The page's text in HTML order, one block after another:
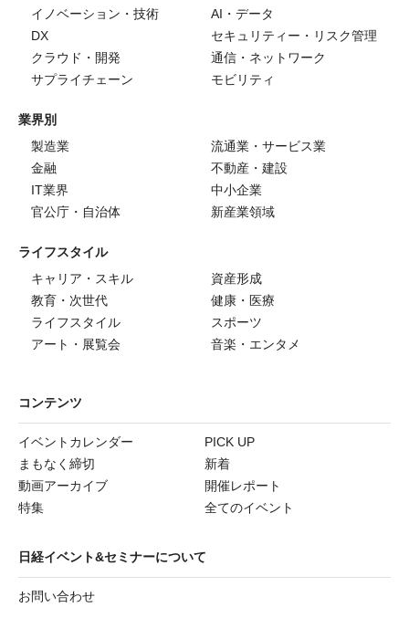
イノベーション・技術
AI・データ
DX
セキュリティー・リスク管理
クラウド・開発
通信・ネットワーク
サプライチェーン
モビリティ
業界別
製造業
流通業・サービス業
金融
不動産・建設
IT業界
中小企業
官公庁・自治体
新産業領域
ライフスタイル
キャリア・スキル
資産形成
教育・次世代
健康・医療
ライフスタイル
スポーツ
アート・展覧会
音楽・エンタメ
コンテンツ
イベントカレンダー
PICK UP
まもなく締切
新着
動画アーカイブ
開催レポート
特集
全てのイベント
日経イベント&セミナーについて
お問い合わせ